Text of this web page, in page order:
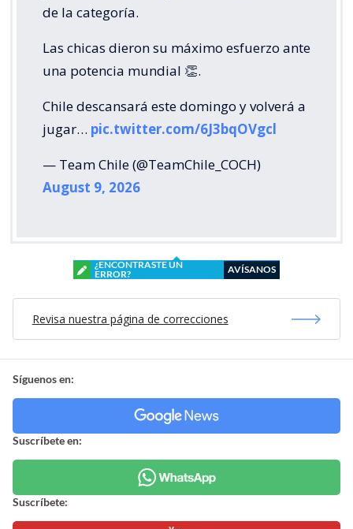
de la categoría.
Las chicas dieron su máximo esfuerzo ante
una potencia mundial 👏.
Chile descansará este domingo y volverá a
jugar… pic.twitter.com/6J3bqOVgcl
— Team Chile (@TeamChile_COCH)
August 9, 2026
¿ENCONTRASTE UN
ERROR?
AVÍSANOS
Revisa nuestra página de correcciones
Síguenos en:
Suscríbete en:
Suscríbete: